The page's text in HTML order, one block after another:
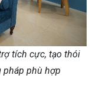
tích cực, tạo thói
pháp phù hợp